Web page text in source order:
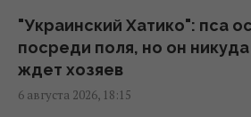
Июньский оптимизм
перелома в войне нет, –
05:25 пятница, 07 августа 2026
"Украинский Хатико": пса
посреди поля, но он
ждет хозяев
6 августа 2026, 18:15